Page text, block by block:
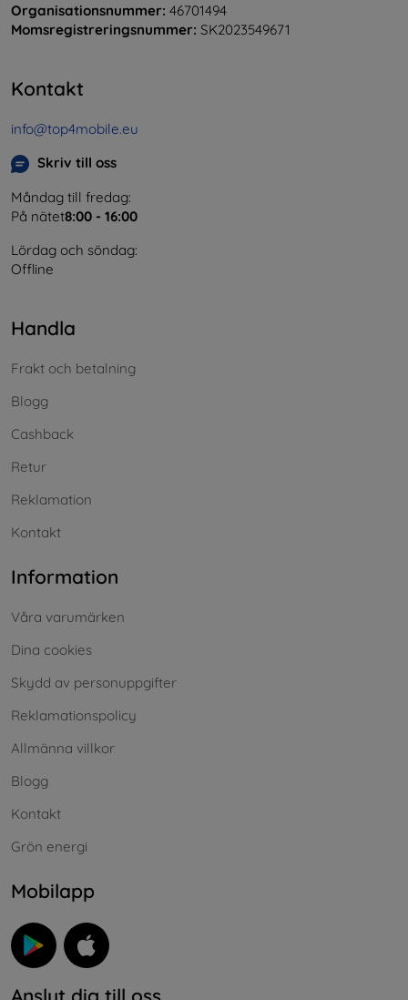
Organisationsnummer: 46701494
Momsregistreringsnummer: SK2023549671
Kontakt
info@top4mobile.eu
Skriv till oss
Måndag till fredag:
På nätet8:00 - 16:00
Lördag och söndag:
Offline
Handla
Frakt och betalning
Blogg
Cashback
Retur
Reklamation
Kontakt
Information
Våra varumärken
Dina cookies
Skydd av personuppgifter
Reklamationspolicy
Allmänna villkor
Blogg
Kontakt
Grön energi
Mobilapp
Anslut dig till oss